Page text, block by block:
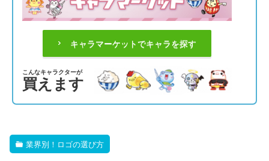
キャラマーケットでキャラを探す
こんなキャラクターが
買えます
業界別！ロゴの選び方